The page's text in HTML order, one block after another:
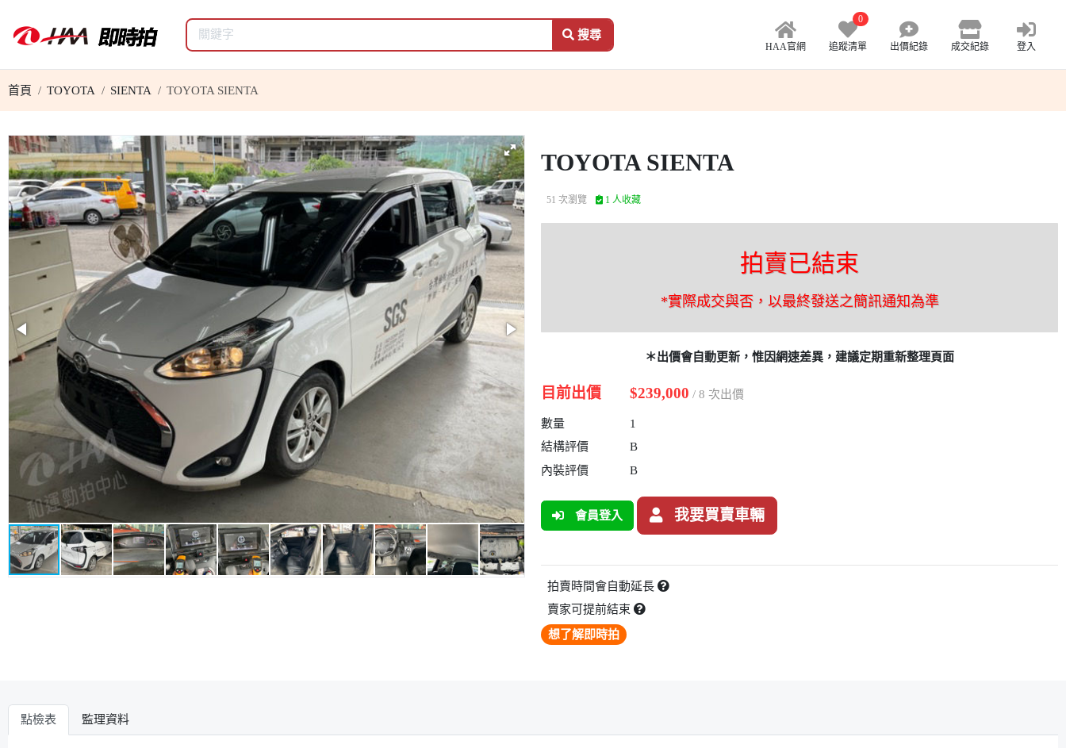
搜尋
HAA官網
0
追蹤清單 出價紀錄 成交紀錄 登入
首頁 TOYOTA SIENTA TOYOTA SIENTA
TOYOTA SIENTA
51 次瀏覽 1 人收藏
拍賣已結束
*實際成交與否，以最終發送之簡訊通知為準
＊出價會自動更新，惟因網速差異，建議定期重新整理頁面
目前出價 $239,000 / 8 次出價
數量
1
結構評價
B
內裝評價
B
會員登入 我要買賣車輛
拍賣時間會自動延長
賣家可提前結束
想了解即時拍
點檢表 監理資料